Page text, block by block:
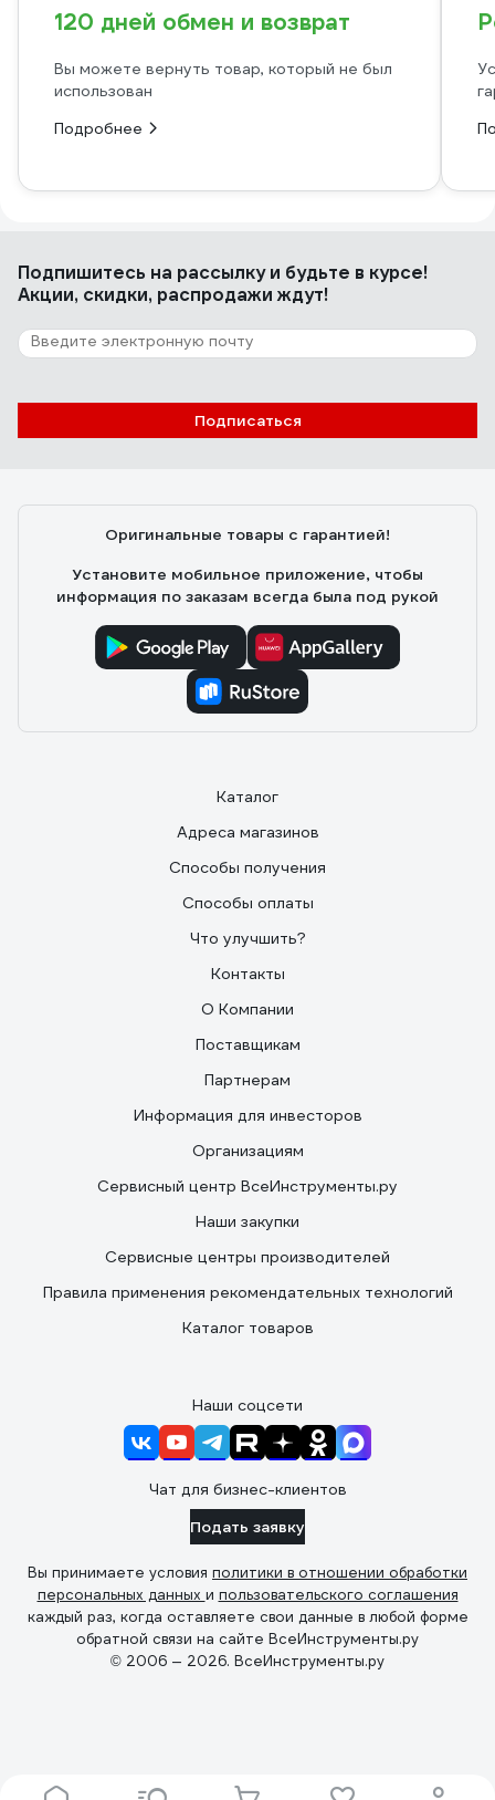
120 дней обмен и возврат
Вы можете вернуть товар, который не был
использован
Подробнее
Подпишитесь на рассылкуи будьте в курсе!
Акции, скидки, распродажи ждут!
Подписаться
Оригинальные товары с гарантией!
Установите мобильное приложение, чтобы
информация по заказам всегда была под рукой
Каталог
Адреса магазинов
Способы получения
Способы оплаты
Что улучшить?
Контакты
О Компании
Поставщикам
Партнерам
Информация для инвесторов
Организациям
Сервисный центр ВсеИнструменты.ру
Наши закупки
Сервисные центры производителей
Правила применения рекомендательных технологий
Каталог товаров
Наши соцсети
Чат для бизнес-клиентов
Подать заявку
Вы принимаете условия политики в отношении обработки
персональных данных и пользовательского соглашения
каждый раз, когда оставляете свои данные в любой форме
обратной связи на сайте ВсеИнструменты.ру
© 2006 — 2026. ВсеИнструменты.ру